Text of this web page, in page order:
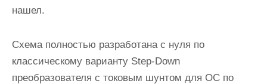
нашел.
Схема полностью разработана с нуля по
классическому варианту Step-Down
преобразователя с токовым шунтом для ОС по